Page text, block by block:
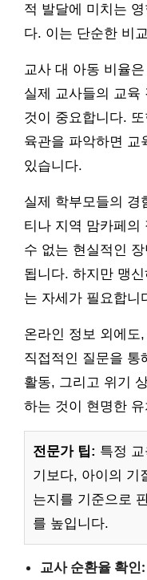
적 발달에 미치는
다. 이는 단순한 비
교사 대 아동 비율
실제 교사들의 교육
것이 중요합니다.
육관을 파악하면 교
있습니다.
실제 학부모들의 경
티나 지역 맘카페의
수 없는 현실적인
됩니다. 하지만 맹
는 자세가 필요합니
온라인 정보 외에도
직접적인 질문을 통
활동, 그리고 위기
하는 것이 현명한
전문가 팁: 특정
기보다, 아이의 기
는지를 기준으로
를 높입니다.
교사 순환율 확인: